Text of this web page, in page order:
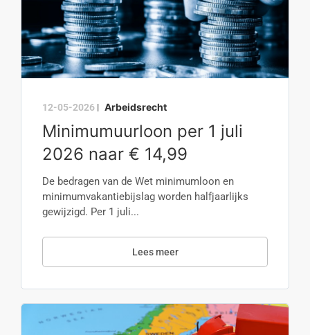
12-05-2026 | Arbeidsrecht
Minimumuurloon per 1 juli
2026 naar € 14,99
De bedragen van de Wet minimumloon en
minimumvakantiebijslag worden halfjaarlijks
gewijzigd. Per 1 juli...
Lees meer